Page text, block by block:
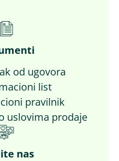
od ugovora
list
pravilnik
uslovima prodaje
nas